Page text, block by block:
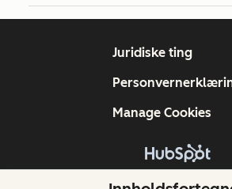
Copyright © 2026
Juridiske ting
Manage Cookies